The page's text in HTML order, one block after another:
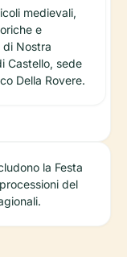
medievali,
e
di Nostra
Castello, sede
Della Rovere.
la Festa
del